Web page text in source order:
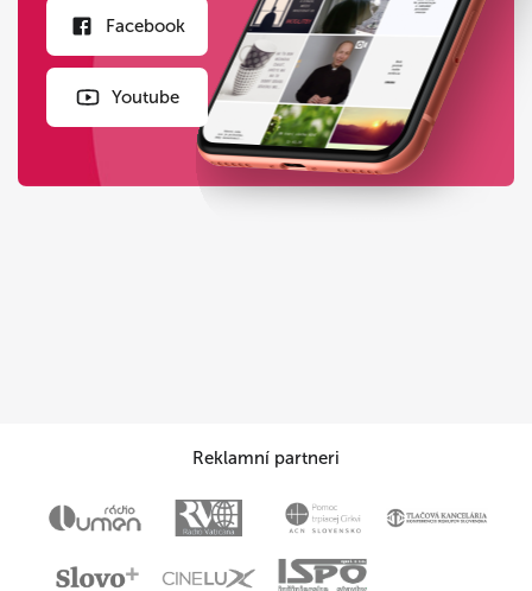
Facebook
Youtube
Reklamní partneri